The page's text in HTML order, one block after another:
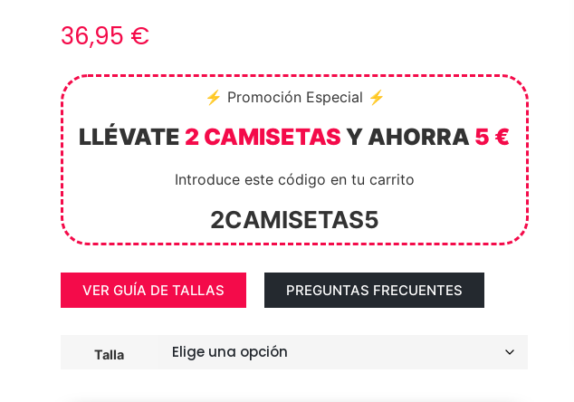
36,95 €
⚡ Promoción Especial ⚡
LLÉVATE 2 CAMISETAS Y AHORRA 5 €
Introduce este código en tu carrito
2CAMISETAS5
VER GUÍA DE TALLAS PREGUNTAS FRECUENTES
Talla